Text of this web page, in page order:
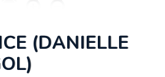
(DANIELLE